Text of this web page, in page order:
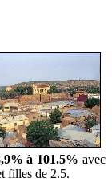
à 101.5% avec
filles de 2.5.